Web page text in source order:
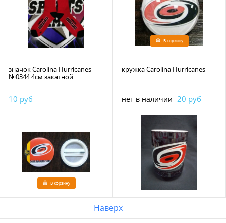
В корзину
значок Carolina Hurricanes
№0344 4см закатной
10 руб
В корзину
кружка Carolina Hurricanes
нет в наличии 20 руб
Наверх